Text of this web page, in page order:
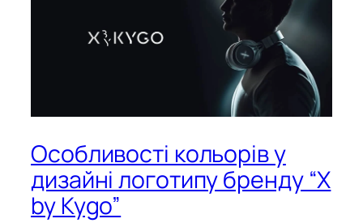
Особливості кольорів у
дизайні логотипу бренду “X
by Kygo”